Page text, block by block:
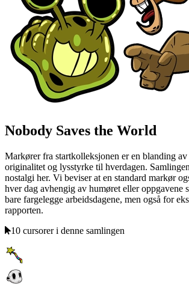
Nobody Saves the World
Markører fra startkolleksjonen er en blanding
originalitet og lysstyrke til hverdagen.
nostalgi her. Vi beviser at en standard markør
hver dag avhengig av humøret eller
bare fargelegge arbeidsdagene, men også for
rapporten.
10 cursorer i denne samlingen